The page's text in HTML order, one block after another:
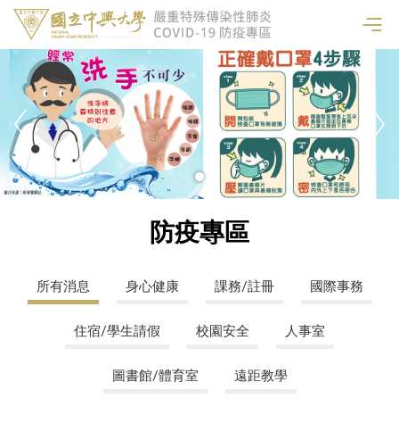
防疫專區
所有消息 身心健康 課務/註冊 國際事務
住宿/學生請假 校園安全 人事室
圖書館/體育室 遠距教學